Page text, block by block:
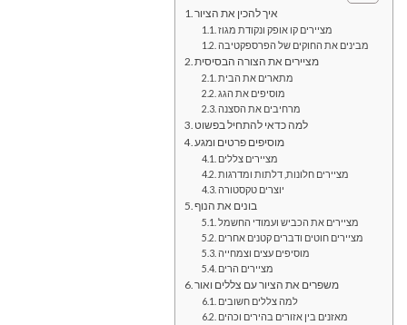
איך להכין את הציור
מציירים קו אופק ונקודת מגוז
מבינים את החוקים של הפרספקטיבה
מציירים את הצורה הבסיסית
מתארים את הבית
מוסיפים את הגג
מרחיבים את הסצנה
למה כדאי להתחיל בפשוט
מוסיפים פרטים ומגע
מציירים צללים
מציירים חלונות, דלתות ומדרגות
יוצרים טקסטורה
בונים את הנוף
מציירים את הכביש ועמודי החשמל
מציירים חוטים ודברים קטנים אחרים
מוסיפים עצים וצמחייה
מציירים הרים
משפרים את הציור עם צללים ואור
למה צללים חשובים
מאזנים בין אזורים בהירים וכהים